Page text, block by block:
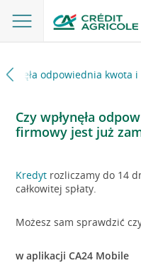
odpowiednia
Czy wpłynęła
firmowy jest już
Kredyt rozliczamy do 14
całkowitej spłaty.
Możesz sam sprawdzić
w aplikacji CA24 Mobile